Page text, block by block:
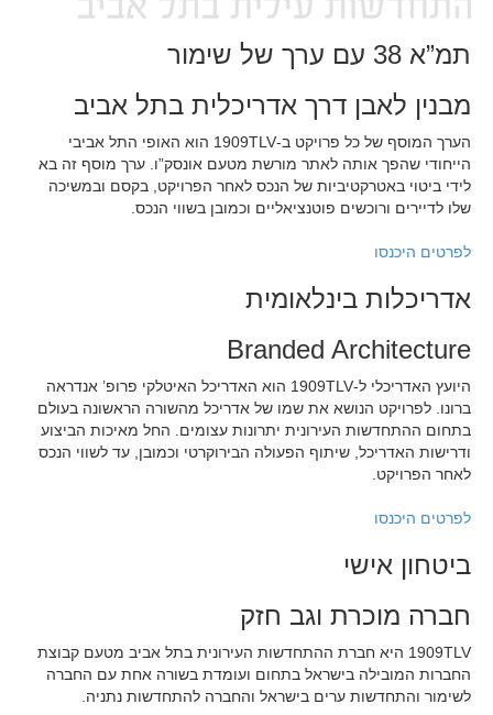
תמ”א 38 עם ערך של שימור
מבנין לאבן דרך אדריכלית בתל אביב
הערך המוסף של כל פרויקט ב-1909TLV הוא האופי התל אביבי
הייחודי שהפך אותה לאתר מורשת מטעם אונסק”ו. ערך מוסף זה בא
לידי ביטוי באטרקטיביות של הנכס לאחר הפרויקט, בקסם ובמשיכה
שלו לדיירים ורוכשים פוטנציאליים וכמובן בשווי הנכס.
לפרטים היכנסו
אדריכלות בינלאומית
Branded Architecture
היועץ האדריכלי ל-1909TLV הוא האדריכל האיטלקי פרופ’ אנדראה
ברונו. לפרויקט הנושא את שמו של אדריכל מהשורה הראשונה בעולם
בתחום ההתחדשות העירונית יתרונות עצומים. החל מאיכות הביצוע
ודרישות האדריכל, שיתוף הפעולה הבירוקרטי וכמובן, עד לשווי הנכס
לאחר הפרויקט.
לפרטים היכנסו
ביטחון אישי
חברה מוכרת וגב חזק
1909TLV היא חברת ההתחדשות העירונית בתל אביב מטעם קבוצת
החברות המובילה בישראל בתחום ועומדת בשורה אחת עם החברה
לשימור והתחדשות ערים בישראל והחברה להתחדשות נתניה.